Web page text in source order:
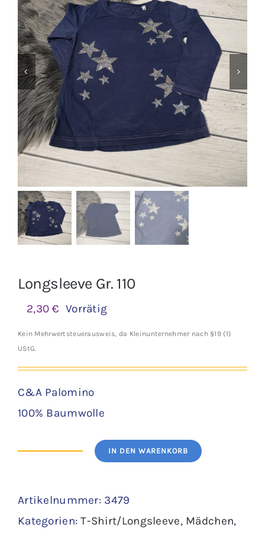
Jungen
Mädchen
Accesoires
Schuhe / Socken
Spielzeug
Babyausstattung
Krims Krams
Longsleeve Gr. 110
2,30€ Vorrätig
Kein Mehrwertsteuerausweis, da Kleinunternehmer nach §19 (1)
UStG.
C&A Palomino
100% Baumwolle
Longsleeve
110
Menge
IN DEN WARENKORB
Artikelnummer: 3479
Kategorien:T-Shirt/Longsleeve, Mädchen,